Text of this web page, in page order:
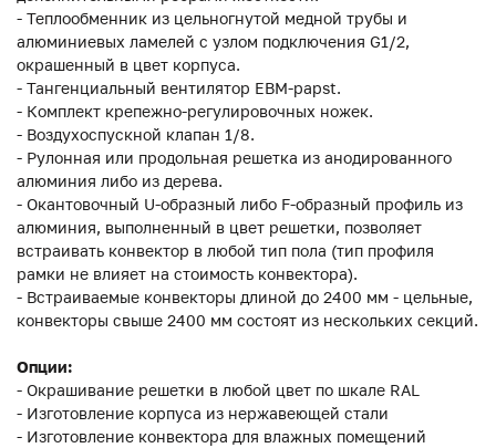
- Теплообменник из цельногнутой медной трубы и
алюминиевых ламелей с узлом подключения G1/2,
окрашенный в цвет корпуса.
- Тангенциальный вентилятор EBM-papst.
- Комплект крепежно-регулировочных ножек.
- Воздухоспускной клапан 1/8.
- Рулонная или продольная решетка из анодированного
алюминия либо из дерева.
- Окантовочный U-образный либо F-образный профиль из
алюминия, выполненный в цвет решетки, позволяет
встраивать конвектор в любой тип пола (тип профиля
рамки не влияет на стоимость конвектора).
- Встраиваемые конвекторы длиной до 2400 мм - цельные,
конвекторы свыше 2400 мм состоят из нескольких секций.
Опции:
- Окрашивание решетки в любой цвет по шкале RAL
- Изготовление корпуса из нержавеющей стали
- Изготовление конвектора для влажных помещений